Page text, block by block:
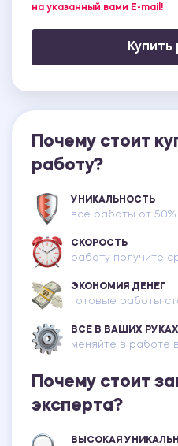
на указанный вами E-mail!
Купить
Почему стоит
работу?
УНИКАЛЬНОСТЬ
все работы от
СКОРОСТЬ
работу получите
ЭКОНОМИЯ ДЕНЕГ
готовые работы
ВСЕ В ВАШИХ РУКАХ
меняйте в работе
Почему стоит
эксперта?
ВЫСОКАЯ